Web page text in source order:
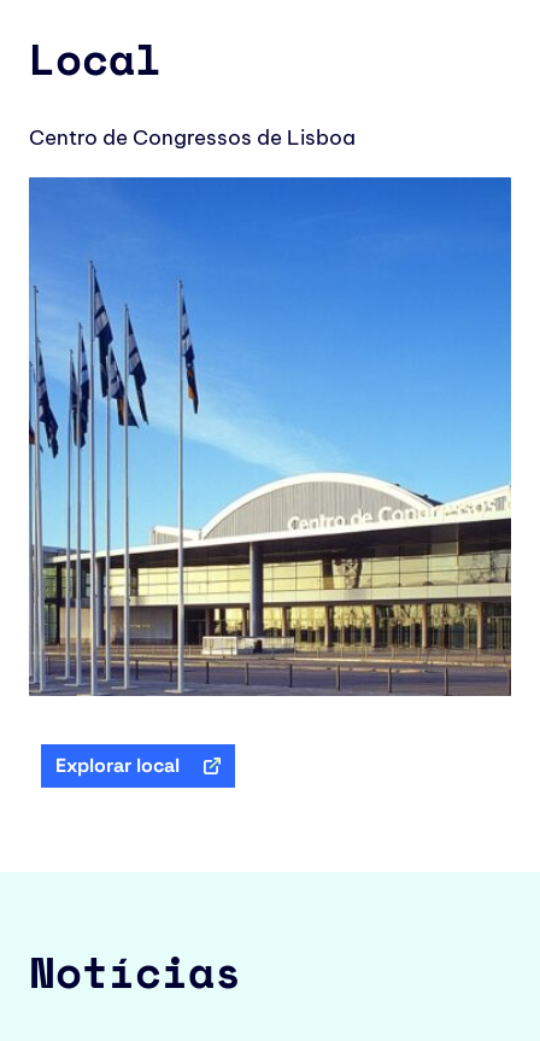
Local
Centro de Congressos de Lisboa
Explorar local
Notícias